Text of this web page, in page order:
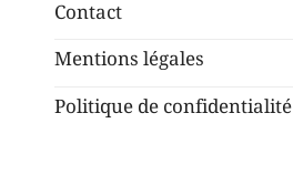
Contact
Mentions légales
Politique de confidentialité